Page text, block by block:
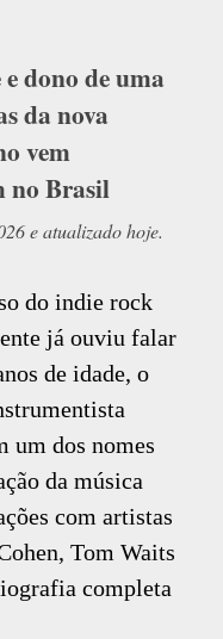
dono de uma
da nova
vem
no Brasil
e atualizado hoje.
do indie rock
já ouviu falar
de idade, o
um dos nomes
da música
com artistas
Tom Waits
completa